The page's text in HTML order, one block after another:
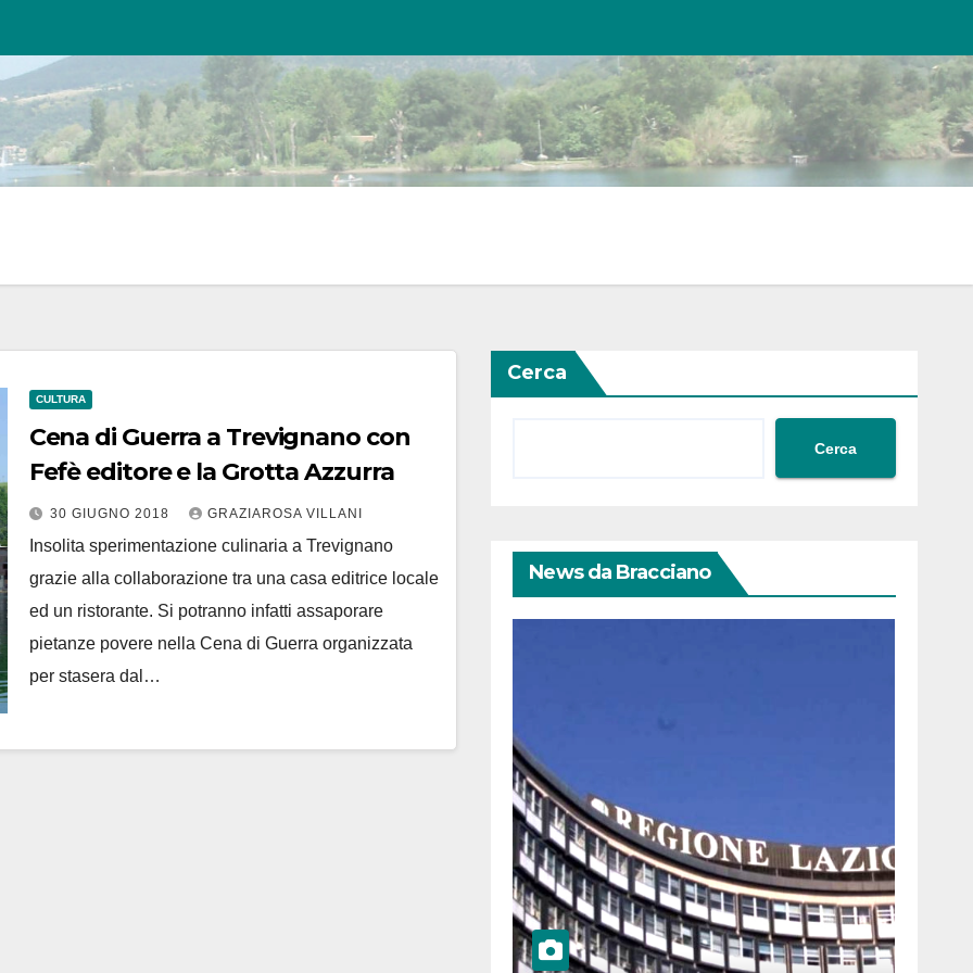
CULTURA
Cena di Guerra a Trevignano con
Fefè editore e la Grotta Azzurra
30 GIUGNO 2018 GRAZIAROSA VILLANI
Insolita sperimentazione culinaria a Trevignano
grazie alla collaborazione tra una casa editrice locale
ed un ristorante. Si potranno infatti assaporare
pietanze povere nella Cena di Guerra organizzata
per stasera dal…
Cerca
Cerca
News da Bracciano